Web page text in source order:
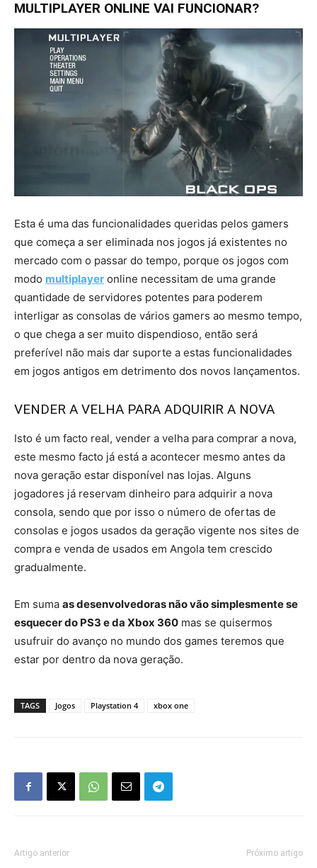
MULTIPLAYER ONLINE VAI FUNCIONAR?
Esta é uma das funcionalidades queridas pelos gamers
que começa a ser eliminada nos jogos já existentes no
mercado com o passar do tempo, porque os jogos com
modo multiplayer online necessitam de uma grande
quantidade de servidores potentes para poderem
interligar as consolas de vários gamers ao mesmo tempo,
o que chega a ser muito dispendioso, então será
preferível não mais dar suporte a estas funcionalidades
em jogos antigos em detrimento dos novos lançamentos.
VENDER A VELHA PARA ADQUIRIR A NOVA
Isto é um facto real, vender a velha para comprar a nova,
este mesmo facto já está a acontecer mesmo antes da
nova geração estar disponível nas lojas. Alguns
jogadores já reservam dinheiro para adquirir a nova
consola, sendo que por isso o número de ofertas de
consolas e jogos usados da geração vigente nos sites de
compra e venda de usados em Angola tem crescido
gradualmente.
Em suma as desenvolvedoras não vão simplesmente se
esquecer do PS3 e da Xbox 360 mas se quisermos
usufruir do avanço no mundo dos games teremos que
estar por dentro da nova geração.
TAGS Jogos Playstation 4 xbox one
Artigo anterior Próximo artigo